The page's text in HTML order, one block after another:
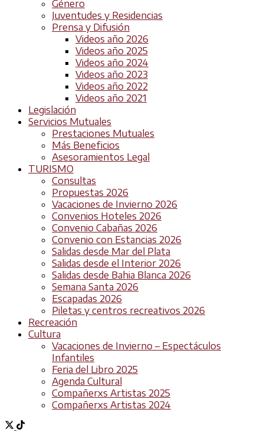
Género
Juventudes y Residencias
Prensa y Difusión
Videos año 2026
Videos año 2025
Videos año 2024
Videos año 2023
Videos año 2022
Videos año 2021
Legislación
Servicios Mutuales
Prestaciones Mutuales
Más Beneficios
Asesoramientos Legal
TURISMO
Consultas
Propuestas 2026
Vacaciones de Invierno 2026
Convenios Hoteles 2026
Convenio Cabañas 2026
Convenio con Estancias 2026
Salidas desde Mar del Plata
Salidas desde el Interior 2026
Salidas desde Bahia Blanca 2026
Semana Santa 2026
Escapadas 2026
Piletas y centros recreativos 2026
Recreación
Cultura
Vacaciones de Invierno – Espectáculos
Infantiles
Feria del Libro 2025
Agenda Cultural
Compañerxs Artistas 2025
Compañerxs Artistas 2024